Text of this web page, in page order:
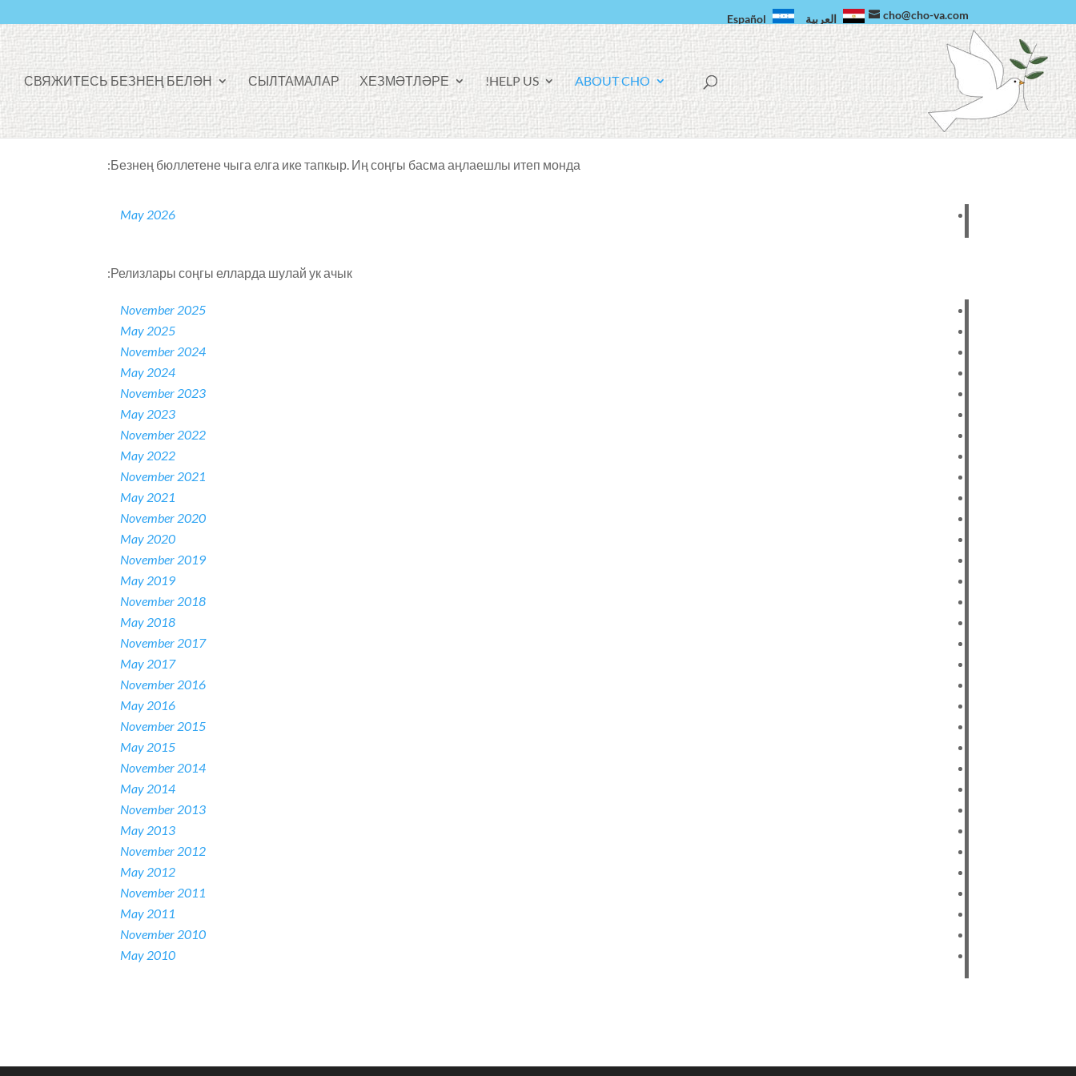
cho@cho-va.com العربية Español
A
C
E
B
O
ABOUT CHO
HELP US
!
ХЕЗМӘТЛӘРЕ
СЫЛТАМАЛАР
СВЯЖИТЕСЬ БЕЗНЕҢ БЕЛӘН
Безнең бюллетене чыга елга ике тапкыр. Иң соңгы басма аңлаешлы итеп монда:
May 2026
Релизлары соңгы елларда шулай ук ачык:
November 2025
May 2025
November 2024
May 2024
November 2023
May 2023
November 2022
May 2022
November 2021
May 2021
November 2020
May 2020
November 2019
May 2019
November 2018
May 2018
November 2017
May 2017
November 2016
May 2016
November 2015
May 2015
November 2014
May 2014
November 2013
May 2013
November 2012
May 2012
November 2011
May 2011
November 2010
May 2010